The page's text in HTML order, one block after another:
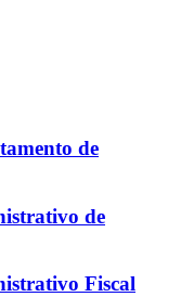
de
de
Fiscal